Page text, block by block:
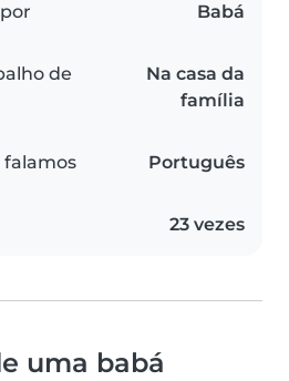
Babá
de
Na casa da
família
falamos Português
23 vezes
uma babá